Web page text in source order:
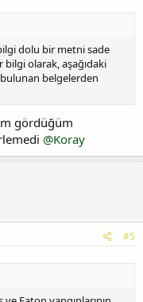
dolu bir metni sade
olarak, aşağıdaki
belgelerden
gördüğüm
@Koray
#5